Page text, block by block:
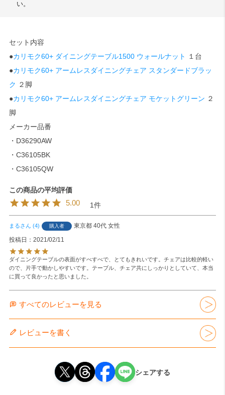
い。
セット内容
●カリモク60+ ダイニングテーブル1500 ウォールナット
１台
●カリモク60+ アームレスダイニングチェア スタンダードブラッ
ク ２脚
●カリモク60+ アームレスダイニングチェア モケットグリーン ２
脚
メーカー品番
・D36290AW
・C36105BK
・C36105QW
5.00 1
まる 4 購入者 東京都 40代 女性
投稿日
2021/02/11
ダイニングテーブルの表面がすべすべで、とてもきれいです。チェアは比較的軽い
ので、片手で動かしやすいです。テーブル、チェア共にしっかりとしていて、本当
に買って良かったと思いました。
すべてのレビューを見る
レビューを書く
シェアする